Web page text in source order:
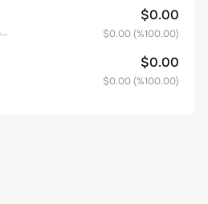
Meta Platforms, Inc. Class A Common Stock
$0.00
$0.00 (%100.00)
$0.00
$0.00 (%100.00)